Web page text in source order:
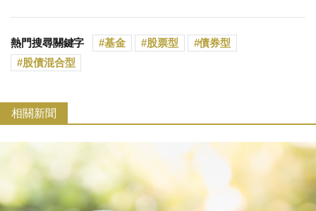
熱門搜尋關鍵字 基金 股票型
債券型
股債混合型
相關新聞